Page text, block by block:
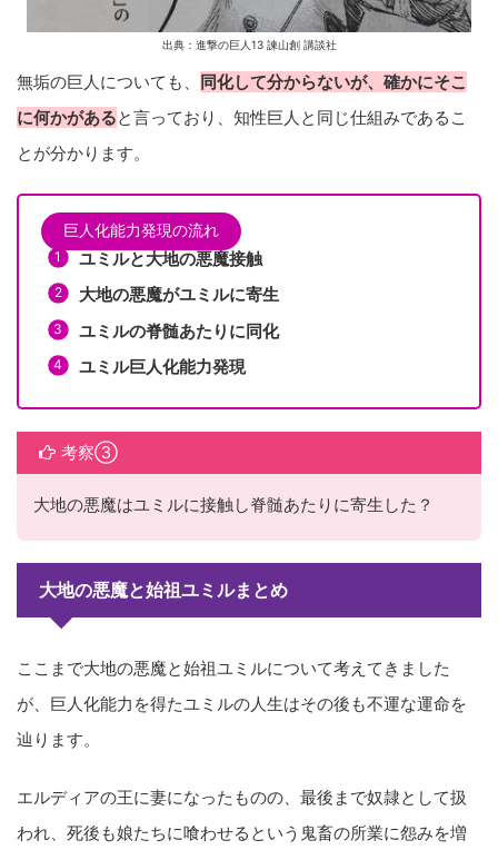
出典：進撃の巨人13 諫山創 講談社
無垢の巨人についても、 同化して分からないが、確かにそこ
に何かがあると言っており、知性巨人と同じ仕組みであるこ
とが分かります。
巨人化能力発現の流れ
ユミルと大地の悪魔接触
大地の悪魔がユミルに寄生
ユミルの脊髄あたりに同化
ユミル巨人化能力発現
考察③
大地の悪魔はユミルに接触し脊髄あたりに寄生した？
大地の悪魔と始祖ユミルまとめ
ここまで大地の悪魔と始祖ユミルについて考えてきました
が、巨人化能力を得たユミルの人生はその後も不運な運命を
辿ります。
エルディアの王に妻になったものの、最後まで奴隷として扱
われ、死後も娘たちに喰わせるという鬼畜の所業に怨みを増